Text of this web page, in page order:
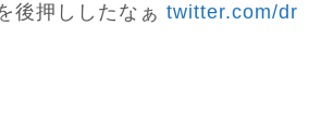
後押ししたなぁ twitter.com/dr